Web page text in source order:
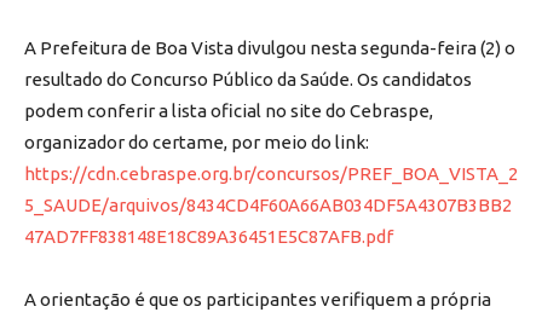
A Prefeitura de Boa Vista divulgou nesta segunda-feira (2) o
resultado do Concurso Público da Saúde. Os candidatos
podem conferir a lista oficial no site do Cebraspe,
organizador do certame, por meio do link:
https://cdn.cebraspe.org.br/concursos/PREF_BOA_VISTA_2
5_SAUDE/arquivos/8434CD4F60A66AB034DF5A4307B3BB2
47AD7FF838148E18C89A36451E5C87AFB.pdf
A orientação é que os participantes verifiquem a própria